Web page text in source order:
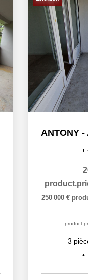
,
250 000 €
3